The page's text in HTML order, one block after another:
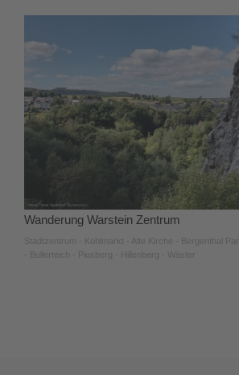
Wanderung Warstein Zentrum
Stadtzentrum - Kohlmarkt - Alte Kirche - Bergenthal
- Bullerteich - Piusberg - Hillenberg - Wäster